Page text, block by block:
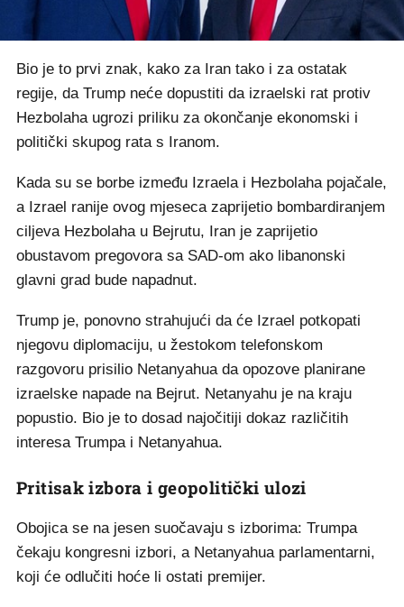
Bio je to prvi znak, kako za Iran tako i za ostatak
regije, da Trump neće dopustiti da izraelski rat protiv
Hezbolaha ugrozi priliku za okončanje ekonomski i
politički skupog rata s Iranom.
Kada su se borbe između Izraela i Hezbolaha pojačale,
a Izrael ranije ovog mjeseca zaprijetio bombardiranjem
ciljeva Hezbolaha u Bejrutu, Iran je zaprijetio
obustavom pregovora sa SAD-om ako libanonski
glavni grad bude napadnut.
Trump je, ponovno strahujući da će Izrael potkopati
njegovu diplomaciju, u žestokom telefonskom
razgovoru prisilio Netanyahua da opozove planirane
izraelske napade na Bejrut. Netanyahu je na kraju
popustio. Bio je to dosad najočitiji dokaz različitih
interesa Trumpa i Netanyahua.
Pritisak izbora i geopolitički ulozi
Obojica se na jesen suočavaju s izborima: Trumpa
čekaju kongresni izbori, a Netanyahua parlamentarni,
koji će odlučiti hoće li ostati premijer.